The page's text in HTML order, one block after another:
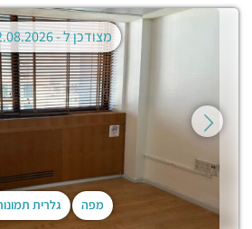
מפה גלרית
מצודכן ל -02.08.2026